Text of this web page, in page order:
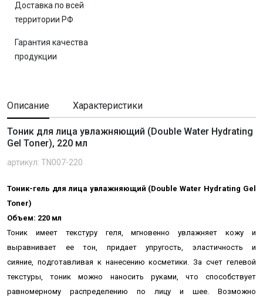
Доставка по всей
территории РФ
Гарантия качества
продукции
Описание Характеристики
Тоник для лица увлажняющий (Double Water Hydrating
Gel Toner), 220 мл
артикул: TN007-220
Тоник-гель для лица увлажняющий (Double Water Hydrating Gel
Toner)
Объем: 220 мл
Тоник имеет текстуру геля, мгновенно увлажняет кожу и
выравнивает ее тон, придает упругость, эластичность и
сияние, подготавливая к нанесению косметики. За счет гелевой
текстуры, тоник можно наносить руками, что способствует
равномерному распределению по лицу и шее. Возможно